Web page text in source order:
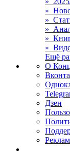
»
»
»
»
»
Ещё
О
Дзен